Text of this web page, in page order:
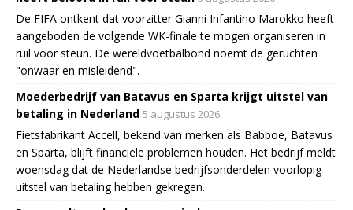
De FIFA ontkent dat voorzitter Gianni Infantino Marokko heeft
aangeboden de volgende WK-finale te mogen organiseren in
ruil voor steun. De wereldvoetbalbond noemt de geruchten
"onwaar en misleidend".
Moederbedrijf van Batavus en Sparta krijgt uitstel van
betaling in Nederland 5 augustus 2026
Fietsfabrikant Accell, bekend van merken als Babboe, Batavus
en Sparta, blijft financiële problemen houden. Het bedrijf meldt
woensdag dat de Nederlandse bedrijfsonderdelen voorlopig
uitstel van betaling hebben gekregen.